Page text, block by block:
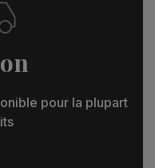
pour la plupart